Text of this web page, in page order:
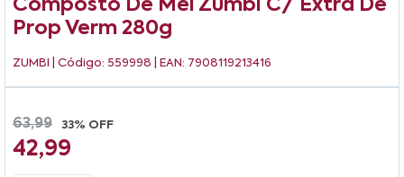
Composto De Mel Zumbi C/ Extra De
Prop Verm 280g
ZUMBI | Código: 559998 | EAN: 7908119213416
63,99 33% OFF
42,99